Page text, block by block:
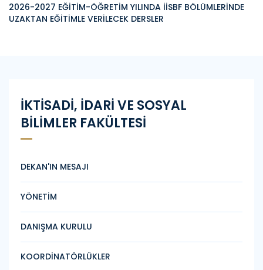
2026-2027 EĞİTİM-ÖĞRETİM YILINDA İİSBF BÖLÜMLERİNDE
UZAKTAN EĞİTİMLE VERİLECEK DERSLER
İKTİSADİ, İDARİ VE SOSYAL
BİLİMLER FAKÜLTESİ
DEKAN'IN MESAJI
YÖNETİM
DANIŞMA KURULU
KOORDİNATÖRLÜKLER